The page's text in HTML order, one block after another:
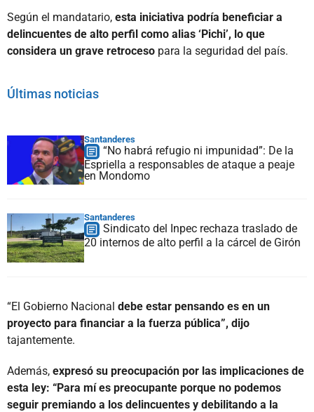
Según el mandatario, esta iniciativa podría beneficiar a
delincuentes de alto perfil como alias ‘Pichi’, lo que
considera un grave retroceso para la seguridad del país.
Últimas noticias
Santanderes
“No habrá refugio ni impunidad”: De la
Espriella a responsables de ataque a peaje
en Mondomo
Santanderes
Sindicato del Inpec rechaza traslado de
20 internos de alto perfil a la cárcel de Girón
“El Gobierno Nacional debe estar pensando es en un
proyecto para financiar a la fuerza pública”, dijo
tajantemente.
Además, expresó su preocupación por las implicaciones de
esta ley: “Para mí es preocupante porque no podemos
seguir premiando a los delincuentes y debilitando a la